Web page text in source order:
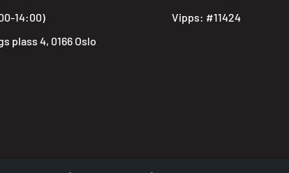
14:00)
plass 4, 0166 Oslo
Vipps: #11424